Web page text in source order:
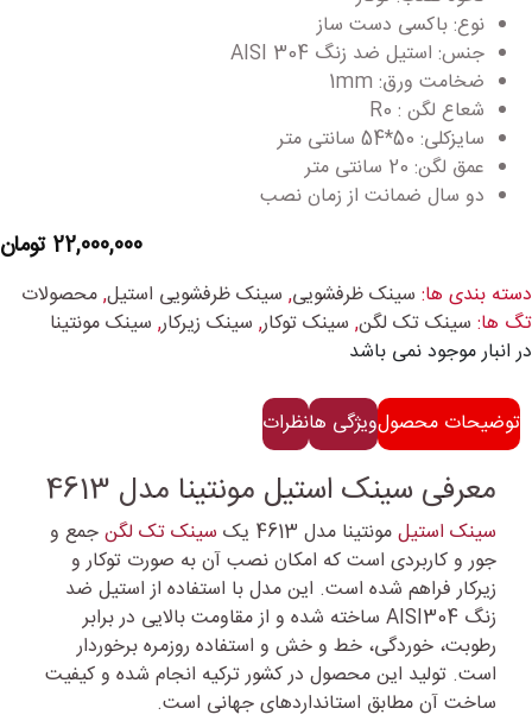
نوع: باکسی دست ساز
جنس: استیل ضد زنگ AISI 304
ضخامت ورق: 1mm
شعاع لگن : R0
سایزکلی: 50*54 سانتی متر
عمق لگن: 20 سانتی متر
دو سال ضمانت از زمان نصب
22,000,000 تومان
دسته بندی ها: سینک ظرفشویی, سینک ظرفشویی استیل,محصولات
تگ ها: سینک تک لگن, سینک توکار, سینک زیرکار, سینک مونتینا
در انبار موجود نمی باشد
توضیحات محصولویژگی هانظرات
معرفی سینک استیل مونتینا مدل 4613
سینک استیلمونتینا مدل 4613 یک سینک تک لگنجمع و
جور و کاربردی است که امکان نصب آن به صورت توکار و
زیرکار فراهم شده است. این مدل با استفاده از استیل ضد
زنگ AISI304 ساخته شده و از مقاومت بالایی در برابر
رطوبت، خوردگی، خط و خش و استفاده روزمره برخوردار
است. تولید این محصول در کشور ترکیه انجام شده و کیفیت
ساخت آن مطابق استانداردهای جهانی است.